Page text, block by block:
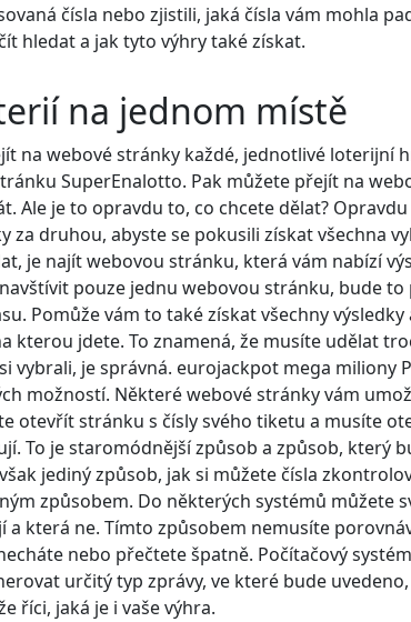
čísla nebo zjistili, jaká čísla vám mohla
hledat a jak tyto výhry také získat.
na jednom místě
na webové stránky každé, jednotlivé loterijní
SuperEnalotto. Pak můžete přejít na
Ale je to opravdu to, co chcete dělat?
druhou, abyste se pokusili získat všechna
je najít webovou stránku, která vám nabízí
pouze jednu webovou stránku, bude
Pomůže vám to také získat všechny výsledky
kterou jdete. To znamená, že musíte udělat
vybrali, je správná. eurojackpot mega miliony
možností. Některé webové stránky vám
otevřít stránku s čísly svého tiketu a musíte
To je staromódnější způsob a způsob, který
jediný způsob, jak si můžete čísla
způsobem. Do některých systémů můžete
a která ne. Tímto způsobem nemusíte
nebo přečtete špatně. Počítačový
určitý typ zprávy, ve které bude
říci, jaká je i vaše výhra.